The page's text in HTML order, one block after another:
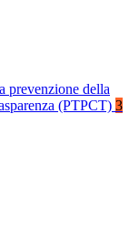
prevenzione della
(PTPCT) 3